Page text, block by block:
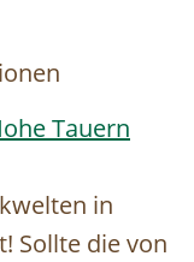
Tauern
in
Sollte die von